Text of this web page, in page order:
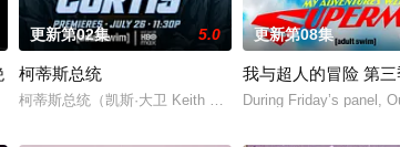
的时间点遭遇袭击——
更新第02集 5.0
柯蒂斯总统
柯蒂斯总统（凯斯·大卫 Keith David 配音）及其古怪的幕僚
更新第08集
我与超人的冒险 第三
During Friday’s panel,